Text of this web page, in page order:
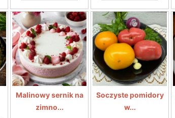
Malinowy sernik na
zimno...
Soczyste pomidory
w...